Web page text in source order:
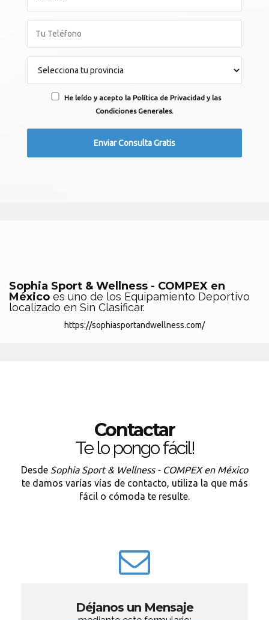
He leído y acepto la Política de Privacidad y las
Condiciones Generales.
Sophia Sport & Wellness - COMPEX en
México es uno de los Equipamiento Deportivo
localizado en Sin Clasificar.
https://sophiasportandwellness.com/
Contactar
Te lo pongo fácil!
Desde Sophia Sport & Wellness - COMPEX en México
te damos varías vías de contacto, utiliza la que más
fácil o cómoda te resulte.
Déjanos un Mensaje